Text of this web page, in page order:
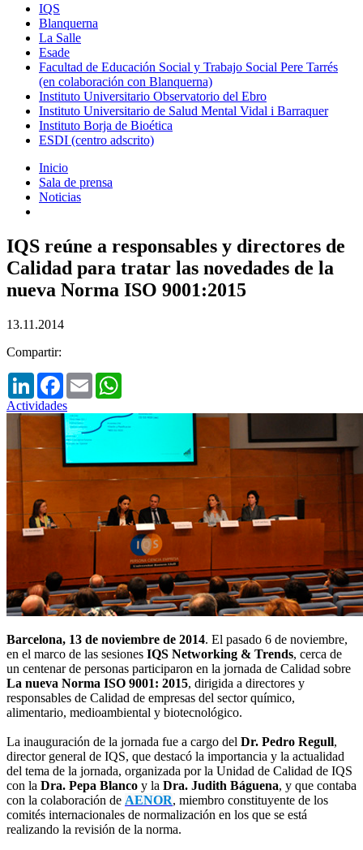
IQS
Blanquerna
La Salle
Esade
Facultad de Educación Social y Trabajo Social Pere Tarrés
(en colaboración con Blanquerna)
Instituto Universitario Observatorio del Ebro
Instituto Universitario de Salud Mental Vidal i Barraquer
Instituto Borja de Bioética
ESDI (centro adscrito)
Inicio
Sala de prensa
Noticias
IQS reúne a responsables y directores de
Calidad para tratar las novedades de la
nueva Norma ISO 9001:2015
13.11.2014
Compartir:
LinkedInFacebook
Email
Actividades
Barcelona, 13 de noviembre de 2014. El pasado 6 de noviembre,
en el marco de las sesiones IQS Networking & Trends, cerca de
un centenar de personas participaron en la jornada de Calidad sobre
La nueva Norma ISO 9001: 2015, dirigida a directores y
responsables de Calidad de empresas del sector químico,
alimentario, medioambiental y biotecnológico.
La inauguración de la jornada fue a cargo del Dr. Pedro Regull,
director general de IQS, que destacó la importancia y la actualidad
del tema de la jornada, organizada por la Unidad de Calidad de IQS
con la Dra. Pepa Blanco y la Dra. Judith Báguena, y que contaba
con la colaboración de AENOR, miembro constituyente de los
comités internacionales de normalización en los que se está
realizando la revisión de la norma.